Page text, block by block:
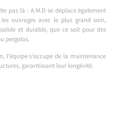
pas là : A.M.D se déplace également
ouvrages avec le plus grand soin,
et durable, que ce soit pour des
pergolas.
l’équipe s’occupe de la maintenance
garantissant leur longévité.